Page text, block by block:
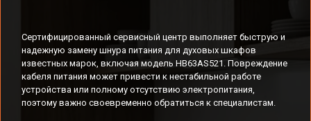
Сертифицированный сервисный центр выполняет быструю и
надежную замену шнура питания для духовых шкафов
известных марок, включая модель HB63AS521. Повреждение
кабеля питания может привести к нестабильной работе
устройства или полному отсутствию электропитания,
поэтому важно своевременно обратиться к специалистам.